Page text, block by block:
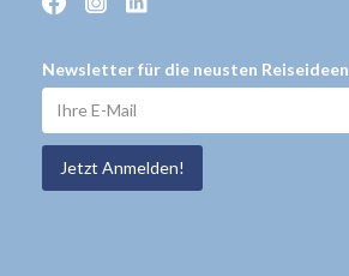
Newsletter für die neusten Reiseideen